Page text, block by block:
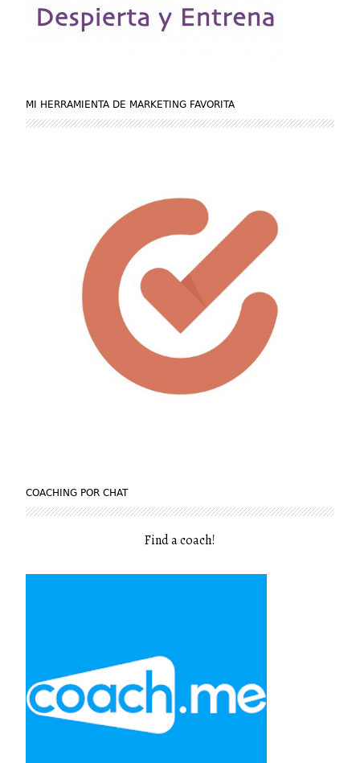
MI HERRAMIENTA DE MARKETING FAVORITA
COACHING POR CHAT
Find a coach!